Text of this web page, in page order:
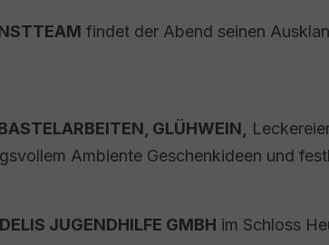
findet der Abend seinen
GLÜHWEIN,
Ambiente Geschenkideen und
JUGENDHILFE GMBH im Schloss